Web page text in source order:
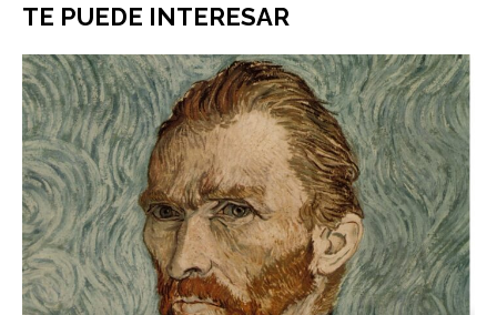
TE PUEDE INTERESAR